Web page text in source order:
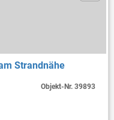
Strandnähe
Objekt-Nr. 39893